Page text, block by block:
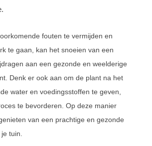
fouten te vermijden en
te gaan, kan het snoeien van een
aan een gezonde en weelderige
Denk er ook aan om de plant na het
water en voedingsstoffen te geven,
te bevorderen. Op deze manier
van een prachtige en gezonde
tuin.